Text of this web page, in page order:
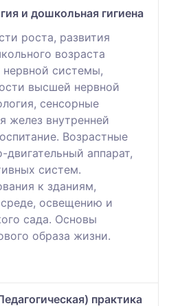
и дошкольная гигиена
роста, развития
возраста
нервной системы,
высшей нервной
сенсорные
желез внутренней
Возрастные
аппарат,
систем.
к зданиям,
освещению и
сада. Основы
образа жизни.
практика